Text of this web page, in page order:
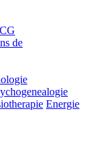
de
Energie